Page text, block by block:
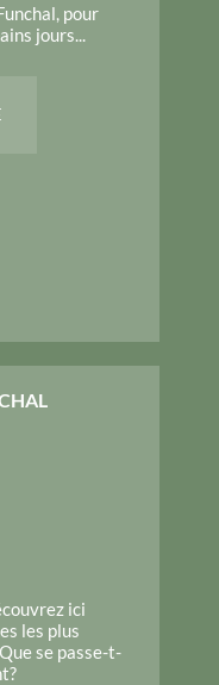
pour
jours...
ici
les plus
se passe-t-